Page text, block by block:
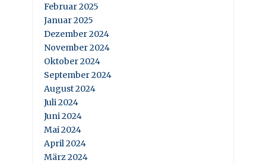
Februar 2025
Januar 2025
Dezember 2024
November 2024
Oktober 2024
September 2024
August 2024
Juli 2024
Juni 2024
Mai 2024
April 2024
März 2024